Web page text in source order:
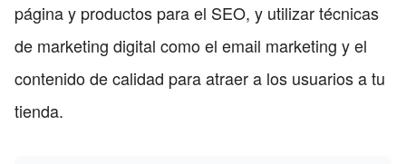
página y productos para el SEO, y utilizar técnicas
de marketing digital como el email marketing y el
contenido de calidad para atraer a los usuarios a tu
tienda.